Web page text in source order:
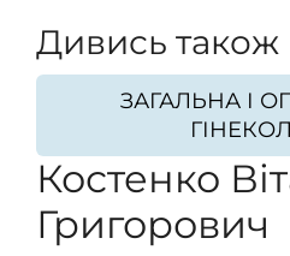
Дивись також
ЗАГАЛЬНА І
Костенко
Григорович